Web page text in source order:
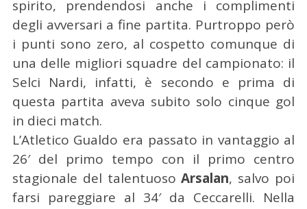
spirito, prendendosi anche i complimenti
degli avversari a fine partita. Purtroppo però
i punti sono zero, al cospetto comunque di
una delle migliori squadre del campionato: il
Selci Nardi, infatti, è secondo e prima di
questa partita aveva subito solo cinque gol
in dieci match.
L’Atletico Gualdo era passato in vantaggio al
26′ del primo tempo con il primo centro
stagionale del talentuosoArsalan, salvo poi
farsi pareggiare al 34′ da Ceccarelli. Nella